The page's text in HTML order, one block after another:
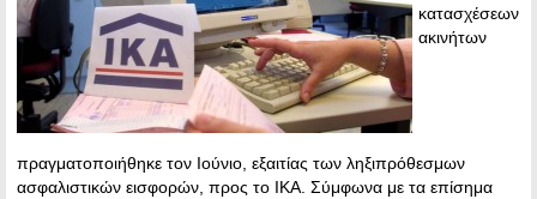
κατασχέσεων
ακινήτων
πραγματοποιήθηκε τον Ιούνιο, εξαιτίας των ληξιπρόθεσμων
ασφαλιστικών εισφορών, προς το ΙΚΑ. Σύμφωνα με τα επίσημα